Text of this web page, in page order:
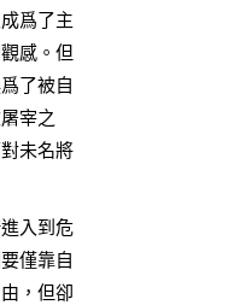
爲了主
感。但
了被自
宰之
未名將
入到危
僅靠自
，但卻